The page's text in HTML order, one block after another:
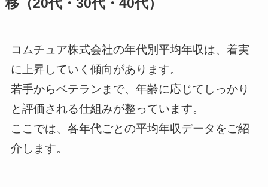
移（20代・30代・40代）
コムチュア株式会社の年代別平均年収は、着実
に上昇していく傾向があります。
若手からベテランまで、年齢に応じてしっかり
と評価される仕組みが整っています。
ここでは、各年代ごとの平均年収データをご紹
介します。